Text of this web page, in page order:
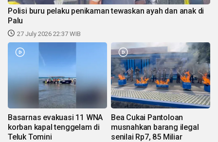
Polisi buru pelaku penikaman tewaskan ayah dan anak di
Palu
27 July 2026 22:37 WIB
Basarnas evakuasi 11 WNA
korban kapal tenggelam di
Teluk Tomini
Bea Cukai Pantoloan
musnahkan barang ilegal
senilai Rp7, 85 Miliar